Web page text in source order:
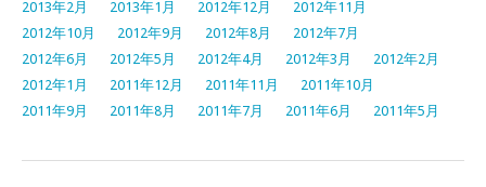
2013年2月
2013年1月 2012年12月
2012年11月
2012年10月
2012年9月 2012年8月
2012年7月
2012年6月
2012年5月 2012年4月 2012年3月
2012年2月
2012年1月
2011年12月 2011年11月
2011年10月
2011年9月
2011年8月 2011年7月 2011年6月 2011年5月